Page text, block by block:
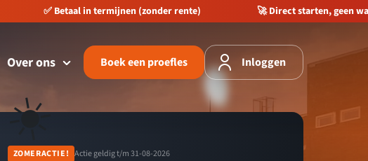
✅ Betaal in termijnen (zonder rente) 🚀 Direct starten, geen
Over ons Boek een proefles Inloggen
☀️
ZOMERACTIE! Actie geldig t/m 31-08-2026